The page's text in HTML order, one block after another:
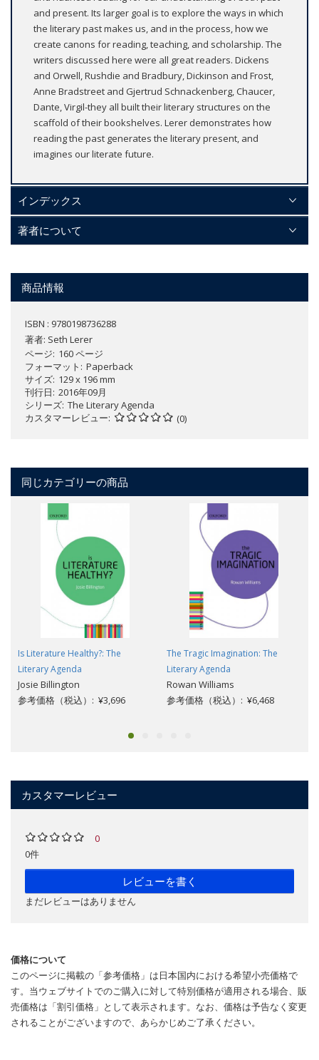
and present. Its larger goal is to explore the ways in which
the literary past makes us, and in the process, how we
create canons for reading, teaching, and scholarship. The
writers discussed here were all great readers. Dickens
and Orwell, Rushdie and Bradbury, Dickinson and Frost,
Anne Bradstreet and Gjertrud Schnackenberg, Chaucer,
Dante, Virgil-they all built their literary structures on the
scaffold of their bookshelves. Lerer demonstrates how
reading the past generates the literary present, and
imagines our literate future.
インデックス
著者について
商品情報
ISBN : 9780198736288
著者: Seth Lerer
ページ 160 ページ
フォーマット
Paperback
サイズ 129 x 196 mm
刊行日 2016年09月
シリーズ The Literary Agenda
カスタマーレビュー
(0)
同じカテゴリーの商品
Is Literature Healthy?: The
Literary Agenda
Josie Billington
参考価格（税込）: ¥3,696
The Tragic Imagination: The
Literary Agenda
Rowan Williams
参考価格（税込）: ¥6,468
カスタマーレビュー
0
0件
レビューを書く
まだレビューはありません
価格について
このページに掲載の「参考価格」は日本国内における希望小売価格で
す。当ウェブサイトでのご購入に対して特別価格が適用される場合、販
売価格は「割引価格」として表示されます。なお、価格は予告なく変更
されることがございますので、あらかじめご了承ください。